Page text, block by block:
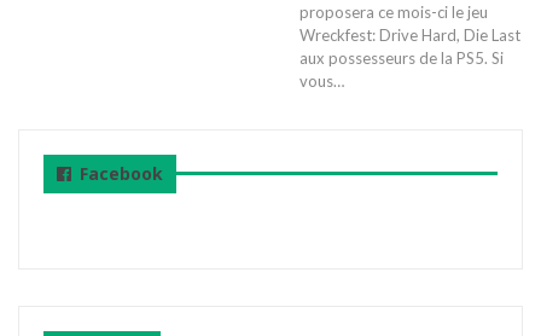
proposera ce mois-ci le jeu
Wreckfest: Drive Hard, Die Last
aux possesseurs de la PS5. Si
vous…
Facebook